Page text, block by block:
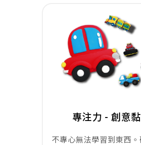
專注力 - 創意
不專心無法學習到東西